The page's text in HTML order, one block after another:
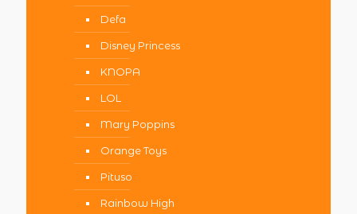
Defa
Disney Princess
KNOPA
LOL
Mary Poppins
Orange Toys
Pituso
Rainbow High